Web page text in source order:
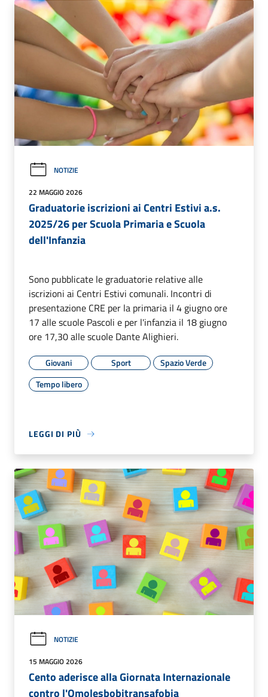
NOTIZIE
22 MAGGIO 2026
Graduatorie iscrizioni ai Centri Estivi a.s.
2025/26 per Scuola Primaria e Scuola
dell'Infanzia
Sono pubblicate le graduatorie relative alle
iscrizioni ai Centri Estivi comunali. Incontri di
presentazione CRE per la primaria il 4 giugno ore
17 alle scuole Pascoli e per l'infanzia il 18 giugno
ore 17,30 alle scuole Dante Alighieri.
Giovani Sport
Spazio Verde
Tempo libero
LEGGI DI PIÙ
NOTIZIE
15 MAGGIO 2026
Cento aderisce alla Giornata Internazionale
contro l'Omolesbobitransafobia